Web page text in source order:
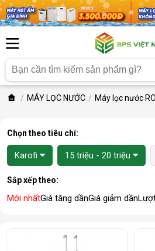
MÁY LỌC NƯỚC Máy lọc nước RO
Chọn theo tiêu chí:
Karofi 15 triệu - 20 triệu
Sắp xếp theo:
Mới nhấtGiá tăng dầnGiá giảm dần